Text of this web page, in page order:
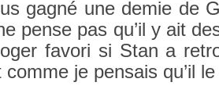
gagné une demie de
pense pas qu’il y ait
favori si Stan a
je pen­sais qu’il